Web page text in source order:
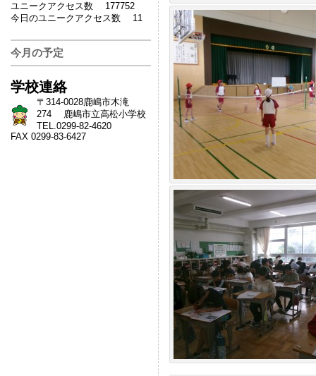
ユニークアクセス数 177752
今日のユニークアクセス数 11
今月の予定
学校連絡
〒314-0028鹿嶋市木滝
274 鹿嶋市立高松小学校
TEL.0299-82-4620
FAX 0299-83-6427